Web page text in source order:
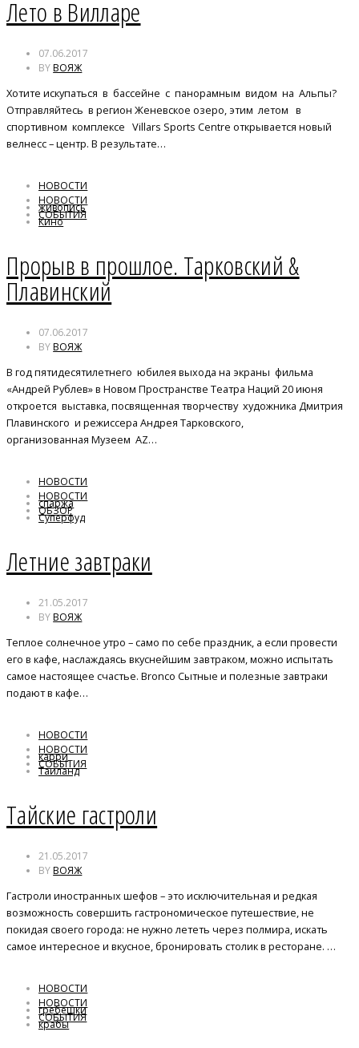
Лето в Вилларе
07.06.2017
BYВОЯЖ
Хотите искупаться в бассейне с панорамным видом на Альпы?
Отправляйтесь в регион Женевское озеро, этим летом в
спортивном комплексе Villars Sports Centre открывается новый
велнесс – центр. В результате…
НОВОСТИ
НОВОСТИ
СОБЫТИЯ
живопись
Кино
Прорыв в прошлое. Тарковский &
Плавинский
07.06.2017
BYВОЯЖ
В год пятидесятилетнего юбилея выхода на экраны фильма
«Андрей Рублев» в Новом Пространстве Театра Наций 20 июня
откроется выставка, посвященная творчеству художника Дмитрия
Плавинского и режиссера Андрея Тарковского,
организованная Музеем AZ…
НОВОСТИ
НОВОСТИ
ОБЗОР
спаржа
Суперфуд
Летние завтраки
21.05.2017
BYВОЯЖ
Теплое солнечное утро – само по себе праздник, а если провести
его в кафе, наслаждаясь вкуснейшим завтраком, можно испытать
самое настоящее счастье. Bronco Сытные и полезные завтраки
подают в кафе…
НОВОСТИ
НОВОСТИ
СОБЫТИЯ
карри
Таиланд
Тайские гастроли
21.05.2017
BYВОЯЖ
Гастроли иностранных шефов – это исключительная и редкая
возможность совершить гастрономическое путешествие, не
покидая своего города: не нужно лететь через полмира, искать
самое интересное и вкусное, бронировать столик в ресторане. …
НОВОСТИ
НОВОСТИ
СОБЫТИЯ
гребешки
крабы